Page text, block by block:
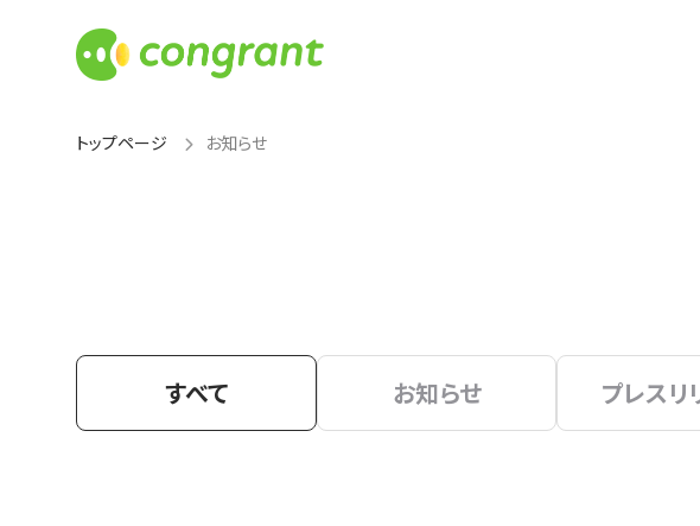
トップページ お知らせ
すべて お知らせ プレスリ